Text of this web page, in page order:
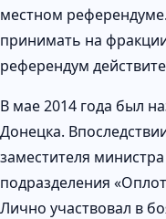
местном
принимать на
референдум
В мае 2014 года был
Донецка.
заместителя
подразделения
Лично участвовал в